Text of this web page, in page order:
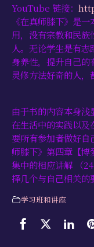
最新活动
联系我们
YouTube 链接：
《在真师膝下》是
用，没有宗教和民
人。无论学生是有
身养性，提升自己
灵修方法好奇的人，
由于书的内容本身
在生活中的实践以及
要所有参加者做好
师膝下》第四章【
集中的相应讲解 （
择几个与自己相关的
学习班和讲座